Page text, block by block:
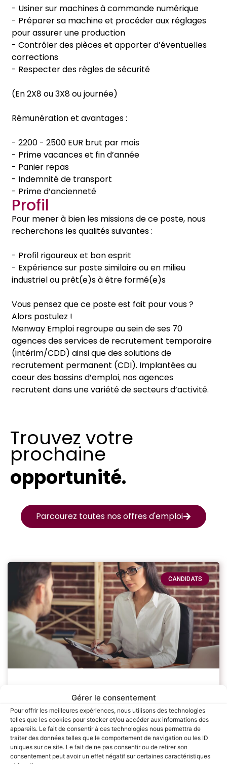
Gérer le consentement
Pour offrir les meilleures expériences, nous utilisons des technologies
telles que les cookies pour stocker et/ou accéder aux informations des
appareils. Le fait de consentir à ces technologies nous permettra de
traiter des données telles que le comportement de navigation ou les ID
uniques sur ce site. Le fait de ne pas consentir ou de retirer son
consentement peut avoir un effet négatif sur certaines caractéristiques
- Usiner sur machines à commande numérique
- Préparer sa machine et procéder aux réglages
pour assurer une production
- Contrôler des pièces et apporter d’éventuelles
corrections
- Respecter des règles de sécurité
(En 2X8 ou 3X8 ou journée)
Rémunération et avantages :
- 2200 - 2500 EUR brut par mois
- Prime vacances et fin d’année
- Panier repas
- Indemnité de transport
- Prime d’ancienneté
Profil
Pour mener à bien les missions de ce poste, nous
recherchons les qualités suivantes :
- Profil rigoureux et bon esprit
- Expérience sur poste similaire ou en milieu
industriel ou prêt(e)s à être formé(e)s
Vous pensez que ce poste est fait pour vous ?
Alors postulez !
Menway Emploi regroupe au sein de ses 70
agences des services de recrutement temporaire
(intérim/CDD) ainsi que des solutions de
recrutement permanent (CDI). Implantées au
coeur des bassins d’emploi, nos agences
recrutent dans une variété de secteurs d’activité.
CANDIDATS
Comment préparer votre Entretien
annuel : Conseils et Astuces pour les
Salariés
L’entretien annuel est une étape cruciale pour chaque
salarié, offrant une opportunité de faire le point sur ses
Trouvez votre
prochaine
opportunité.
Parcourez toutes nos offres d'emploi